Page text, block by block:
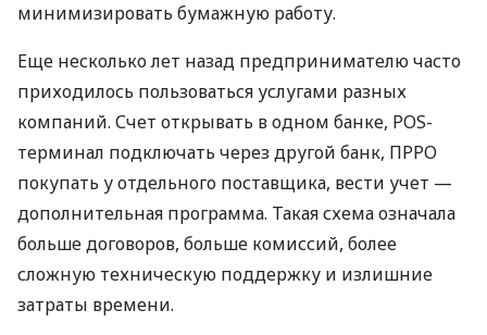
минимизировать бумажную работу.
Еще несколько лет назад предпринимателю часто
приходилось пользоваться услугами разных
компаний. Счет открывать в одном банке, POS-
терминал подключать через другой банк, ПРРО
покупать у отдельного поставщика, вести учет —
дополнительная программа. Такая схема означала
больше договоров, больше комиссий, более
сложную техническую поддержку и излишние
затраты времени.